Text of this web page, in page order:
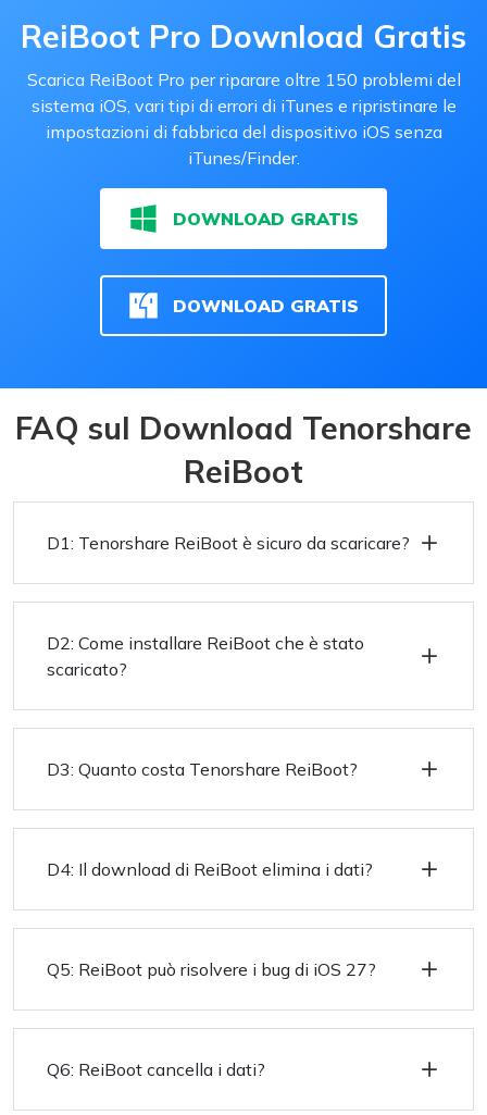
ReiBoot Pro Download Gratis
Scarica ReiBoot Pro per riparare oltre 150 problemi del
sistema iOS, vari tipi di errori di iTunes e ripristinare le
impostazioni di fabbrica del dispositivo iOS senza
iTunes/Finder.
DOWNLOAD GRATIS
DOWNLOAD GRATIS
FAQ sul Download Tenorshare
ReiBoot
D1: Tenorshare ReiBoot è sicuro da scaricare?
D2: Come installare ReiBoot che è stato
scaricato?
D3: Quanto costa Tenorshare ReiBoot?
D4: Il download di ReiBoot elimina i dati?
Q5: ReiBoot può risolvere i bug di iOS 27?
Q6: ReiBoot cancella i dati?